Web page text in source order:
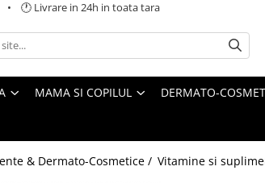
• 🕐 Livrare in 24h in toata tara
MAMA SI COPILUL DERMATO-
& Dermato-Cosmetice / Vitamine si